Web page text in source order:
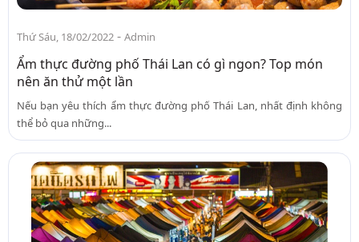
Thứ Sáu, 18/02/2022 - Admin
Ẩm thực đường phố Thái Lan có gì ngon? Top món
nên ăn thử một lần
Nếu bạn yêu thích ẩm thực đường phố Thái Lan, nhất định không
thể bỏ qua những...